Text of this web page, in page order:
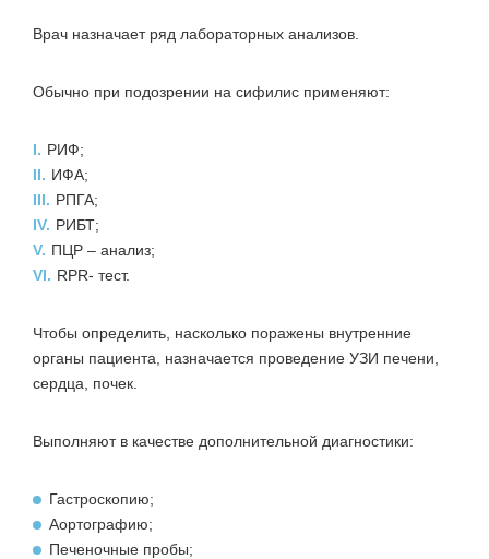
Врач назначает ряд лабораторных анализов.
Обычно при подозрении на сифилис применяют:
I. РИФ;
II. ИФА;
III. РПГА;
IV. РИБТ;
V. ПЦР – анализ;
VI. RPR- тест.
Чтобы определить, насколько поражены внутренние
органы пациента, назначается проведение УЗИ печени,
сердца, почек.
Выполняют в качестве дополнительной диагностики:
Гастроскопию;
Аортографию;
Печеночные пробы;